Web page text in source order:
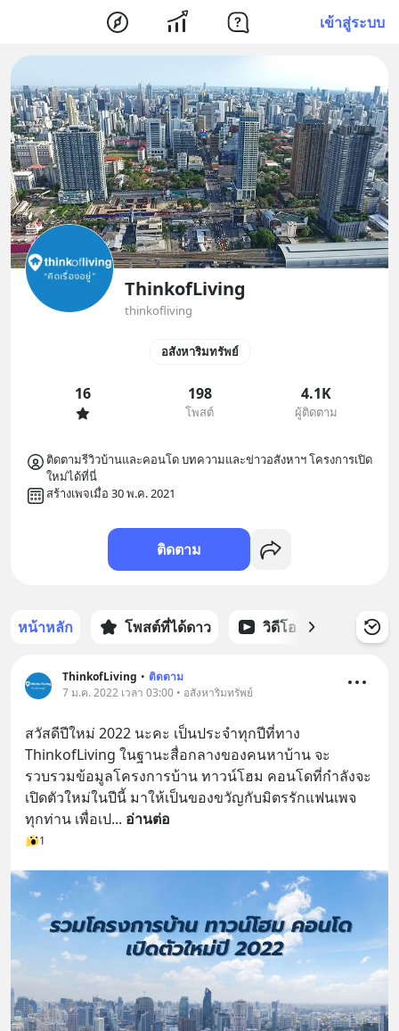
เข้าสู่ระบบ
ThinkofLiving
thinkofliving
อสังหาริมทรัพย์
16 198
โพสต์
4.1K
ผู้ติดตาม
ติดตามรีวิวบ้านและคอนโด บทความและข่าวอสังหาฯ โครงการเปิด
ใหม่ได้ที่นี่
สร้างเพจเมื่อ 30 พ.ค. 2021
ติดตาม
หน้าหลัก โพสต์ที่ได้ดาว วิดีโอ พอดแ
ThinkofLiving • ติดตาม
7 ม.ค. 2022 เวลา 03:00 • อสังหาริมทรัพย์
สวัสดีปีใหม่ 2022 นะคะ เป็นประจำทุกปีที่ทาง
ThinkofLiving ในฐานะสื่อกลางของคนหาบ้าน จะ
รวบรวมข้อมูลโครงการบ้าน ทาวน์โฮม คอนโดที่กำลังจะ
เปิดตัวใหม่ในปีนี้ มาให้เป็นของขวัญกับมิตรรักแฟนเพจ
ทุกท่าน เพื่อเป... อ่านต่อ
1